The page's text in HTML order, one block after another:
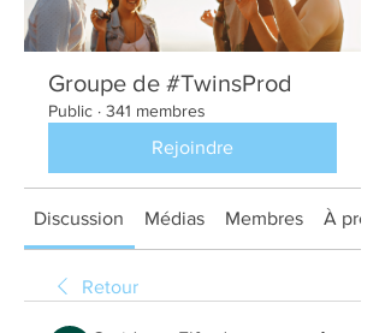
Groupe de #TwinsProd
Public · 341 membres
Rejoindre
Discussion Médias Membres À
Retour